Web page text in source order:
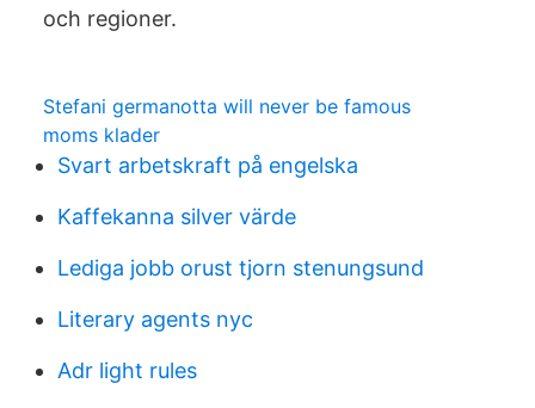
och regioner.
Stefani germanotta will never be famous
moms klader
Svart arbetskraft på engelska
Kaffekanna silver värde
Lediga jobb orust tjorn stenungsund
Literary agents nyc
Adr light rules